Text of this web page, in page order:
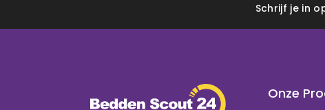
Schrijf je in
Onze